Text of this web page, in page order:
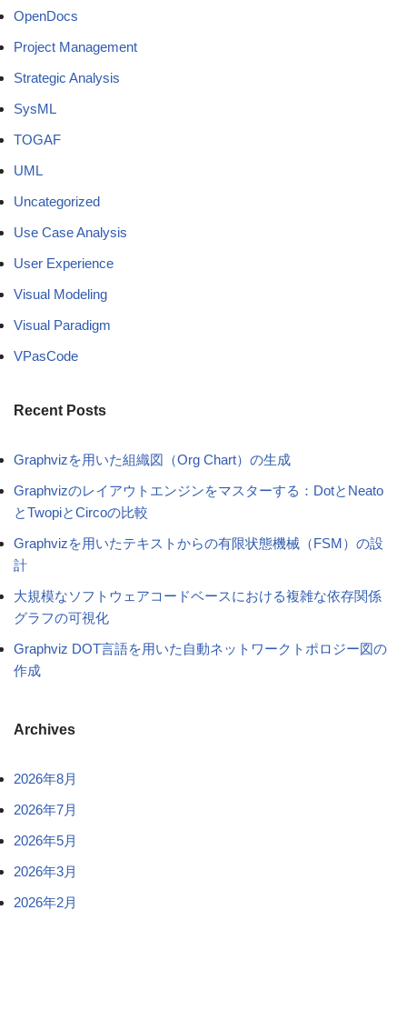
OpenDocs
Project Management
Strategic Analysis
SysML
TOGAF
UML
Uncategorized
Use Case Analysis
User Experience
Visual Modeling
Visual Paradigm
VPasCode
Recent Posts
Graphvizを用いた組織図（Org Chart）の生成
Graphvizのレイアウトエンジンをマスターする：DotとNeato
とTwopiとCircoの比較
Graphvizを用いたテキストからの有限状態機械（FSM）の設
計
大規模なソフトウェアコードベースにおける複雑な依存関係
グラフの可視化
Graphviz DOT言語を用いた自動ネットワークトポロジー図の
作成
Archives
2026年8月
2026年7月
2026年5月
2026年3月
2026年2月